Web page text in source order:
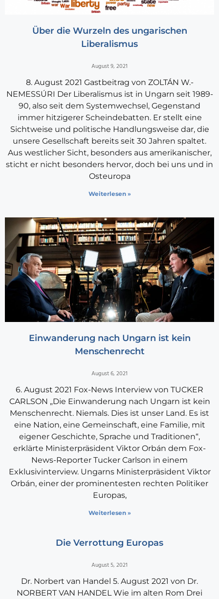
Über die Wurzeln des ungarischen
Liberalismus
August 9, 2021
8. August 2021 Gastbeitrag von ZOLTÁN W.-
NEMESSÚRI Der Liberalismus ist in Ungarn seit 1989-
90, also seit dem Systemwechsel, Gegenstand
immer hitzigerer Scheindebatten. Er stellt eine
Sichtweise und politische Handlungsweise dar, die
unsere Gesellschaft bereits seit 30 Jahren spaltet.
Aus westlicher Sicht, besonders aus amerikanischer,
sticht er nicht besonders hervor, doch bei uns und in
Osteuropa
Weiterlesen »
Einwanderung nach Ungarn ist kein
Menschenrecht
August 6, 2021
6. August 2021 Fox-News Interview von TUCKER
CARLSON „Die Einwanderung nach Ungarn ist kein
Menschenrecht. Niemals. Dies ist unser Land. Es ist
eine Nation, eine Gemeinschaft, eine Familie, mit
eigener Geschichte, Sprache und Traditionen“,
erklärte Ministerpräsident Viktor Orbán dem Fox-
News-Reporter Tucker Carlson in einem
Exklusivinterview. Ungarns Ministerpräsident Viktor
Orbán, einer der prominentesten rechten Politiker
Europas,
Weiterlesen »
Die Verrottung Europas
August 5, 2021
Dr. Norbert van Handel 5. August 2021 von Dr.
NORBERT VAN HANDEL Wie im alten Rom Drei